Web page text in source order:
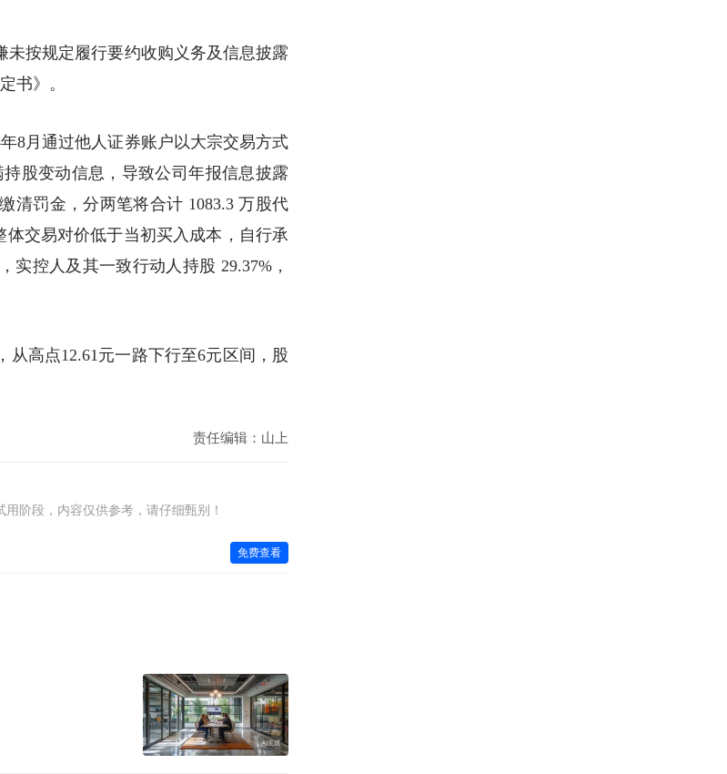
按规定履行要约收购义务及信息披露
书》。
8月通过他人证券账户以大宗交易方式
股变动信息，导致公司年报信息披露
清罚金，分两笔将合计 1083.3 万股代
交易对价低于当初买入成本，自行承
控人及其一致行动人持股 29.37%，
高点12.61元一路下行至6元区间，股
责任编辑：山上
阶段，内容仅供参考，请仔细甄别！
免费查看